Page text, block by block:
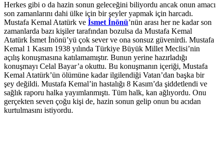
Herkes gibi o da hazin sonun geleceğini biliyordu ancak onun amacı
son zamanlarını dahi ülke için bir şeyler yapmak için harcadı.
Mustafa Kemal Atatürk ve İsmet İnönü’nün arası her ne kadar son
zamanlarda bazı kişiler tarafından bozulsa da Mustafa Kemal
Atatürk İsmet İnönü’yü çok sever ve ona sonsuz güvenirdi. Mustafa
Kemal 1 Kasım 1938 yılında Türkiye Büyük Millet Meclisi’nin
açılış konuşmasına katılamamıştır. Bunun yerine hazırladığı
konuşmayı Celal Bayar’a okuttu. Bu konuşmanın içeriği, Mustafa
Kemal Atatürk’ün ölümüne kadar ilgilendiği Vatan’dan başka bir
şey değildi. Mustafa Kemal’in hastalığı 8 Kasım’da şiddetlendi ve
sağlık raporu halka yayımlanmıştı. Tüm halk, kan ağlıyordu. Onu
gerçekten seven çoğu kişi de, hazin sonun gelip onun bu acıdan
kurtulmasını istiyordu.